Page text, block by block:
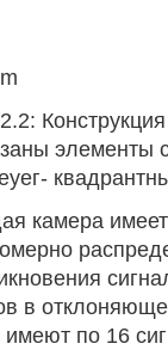
элементы
камера
в
по 16